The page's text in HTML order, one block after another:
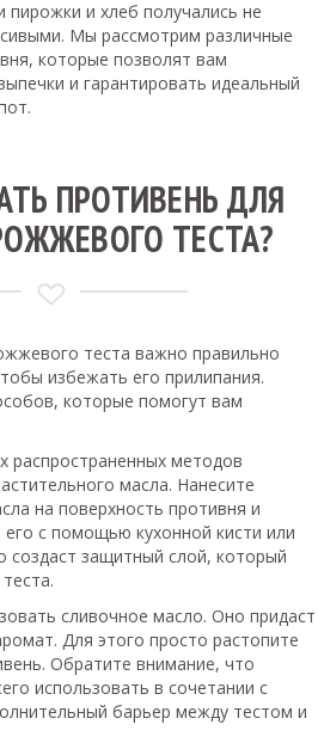
и хлеб получались не
Мы рассмотрим различные
которые позволят вам
и гарантировать идеальный
ПРОТИВЕНЬ ДЛЯ
ТЕСТА?
теста важно правильно
избежать его прилипания.
которые помогут вам
распространенных методов
масла. Нанесите
на поверхность противня и
с помощью кухонной кисти или
создаст защитный слой, который
сливочное масло. Оно придаст
Для этого просто растопите
Обратите внимание, что
использовать в сочетании с
барьер между тестом и